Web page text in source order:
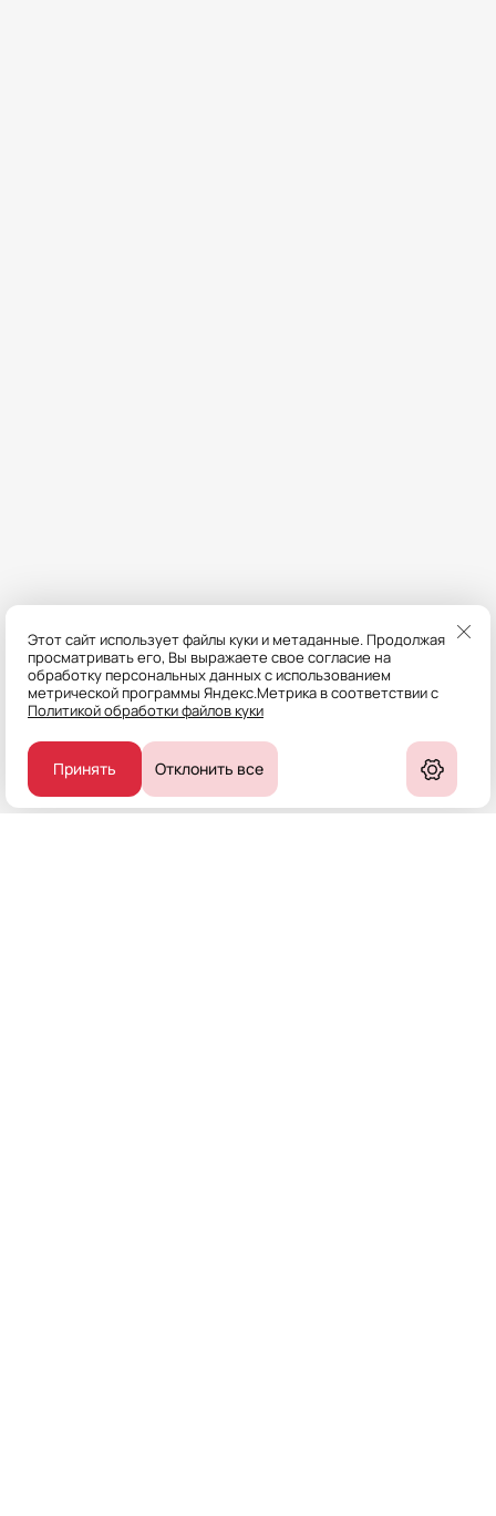
Этот сайт использует файлы куки и метаданные. Продолжая
просматривать его, Вы выражаете свое согласие на
обработку персональных данных с использованием
метрической программы Яндекс.Метрика в соответствии с
Политикой обработки файлов куки
Принять Отклонить все